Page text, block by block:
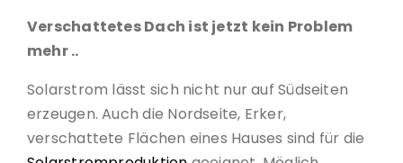
Verschattetes Dach ist jetzt kein Problem
mehr ..
Solarstrom lässt sich nicht nur auf Südseiten
erzeugen. Auch die Nordseite, Erker,
verschattete Flächen eines Hauses sind für die